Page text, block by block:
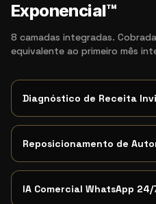
Exponencial™
8 camadas integradas.
equivalente ao primeiro mês
Diagnóstico de Receita
Reposicionamento de
IA Comercial WhatsApp 24/